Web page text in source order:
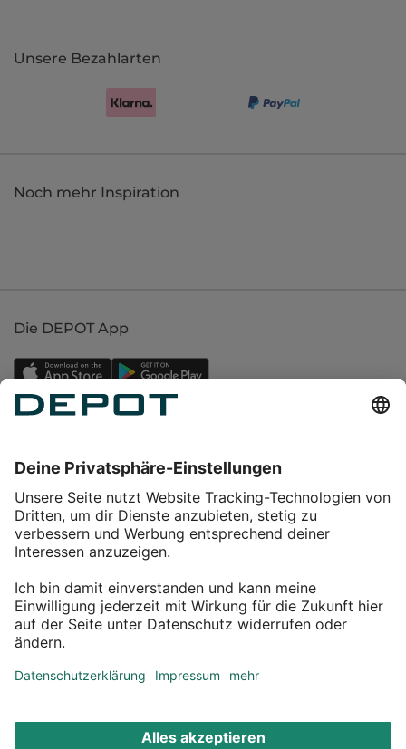
Unsere Bezahlarten
Noch mehr Inspiration
Die DEPOT App
Service
Über DEPOT
Kontakt